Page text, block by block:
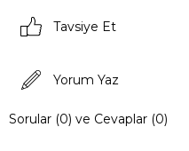
Tavsiye Et
Yorum Yaz
Sorular (0) ve Cevaplar (0)